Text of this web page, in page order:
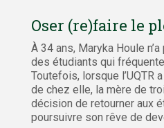
Oser (re)faire le
À 34 ans, Maryka Houle
des étudiants qui
Toutefois, lorsque l’UQTR
de chez elle, la mère de
décision de retourner aux
poursuivre son rêve de